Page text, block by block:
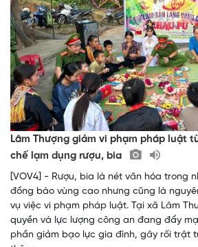
Lâm Thượng giảm vi phạm pháp luật
chế lạm dụng rượu, bia
[VOV4] - Rượu, bia là nét văn hóa trong
đồng bào vùng cao nhưng cũng là
vụ việc vi phạm pháp luật. Tại xã Lâm
quyền và lực lượng công an đang đẩy
phần giảm bạo lực gia đình, gây rối trật